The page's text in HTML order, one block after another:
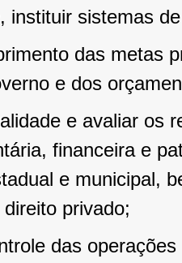
instituir sistemas
das metas
e dos
e avaliar os
financeira e
e municipal,
privado;
das